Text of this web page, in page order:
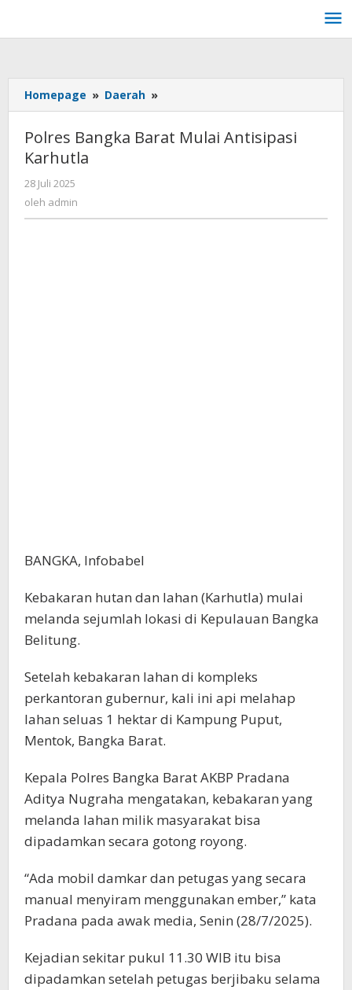
konten
Homepage » Daerah »
Bangka
Mulai
Polres Bangka Barat Mulai Antisipasi
Karhutla
28 Juli 2025
oleh admin
BANGKA, Infobabel
Kebakaran hutan dan lahan (Karhutla) mulai
melanda sejumlah lokasi di Kepulauan Bangka
Belitung.
Setelah kebakaran lahan di kompleks
perkantoran gubernur, kali ini api melahap
lahan seluas 1 hektar di Kampung Puput,
Mentok, Bangka Barat.
Kepala Polres Bangka Barat AKBP Pradana
Aditya Nugraha mengatakan, kebakaran yang
melanda lahan milik masyarakat bisa
dipadamkan secara gotong royong.
“Ada mobil damkar dan petugas yang secara
manual menyiram menggunakan ember,” kata
Pradana pada awak media, Senin (28/7/2025).
Kejadian sekitar pukul 11.30 WIB itu bisa
dipadamkan setelah petugas berjibaku selama